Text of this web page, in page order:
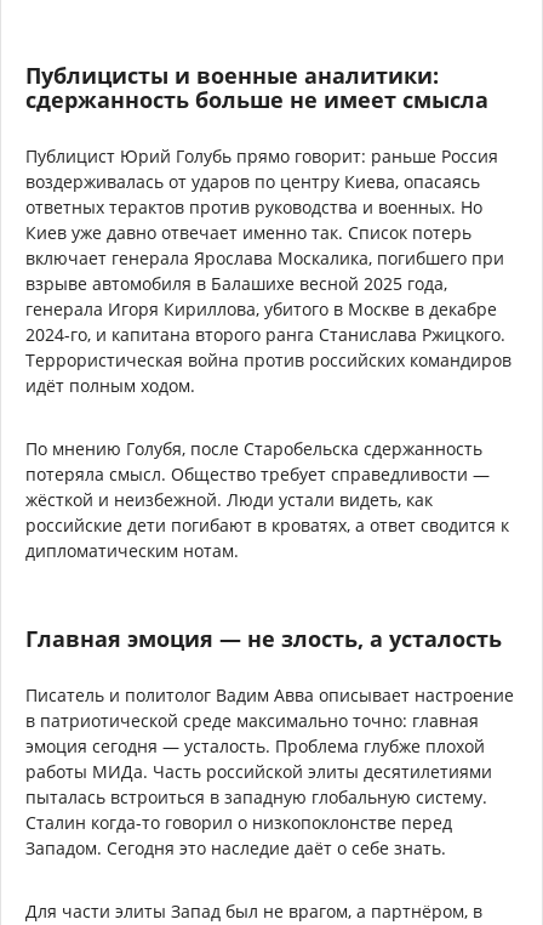
Публицисты и военные аналитики:
сдержанность больше не имеет смысла
Публицист Юрий Голубь прямо говорит: раньше Россия
воздерживалась от ударов по центру Киева, опасаясь
ответных терактов против руководства и военных. Но
Киев уже давно отвечает именно так. Список потерь
включает генерала Ярослава Москалика, погибшего при
взрыве автомобиля в Балашихе весной 2025 года,
генерала Игоря Кириллова, убитого в Москве в декабре
2024-го, и капитана второго ранга Станислава Ржицкого.
Террористическая война против российских командиров
идёт полным ходом.
По мнению Голубя, после Старобельска сдержанность
потеряла смысл. Общество требует справедливости —
жёсткой и неизбежной. Люди устали видеть, как
российские дети погибают в кроватях, а ответ сводится к
дипломатическим нотам.
Главная эмоция — не злость, а усталость
Писатель и политолог Вадим Авва описывает настроение
в патриотической среде максимально точно: главная
эмоция сегодня — усталость. Проблема глубже плохой
работы МИДа. Часть российской элиты десятилетиями
пыталась встроиться в западную глобальную систему.
Сталин когда-то говорил о низкопоклонстве перед
Западом. Сегодня это наследие даёт о себе знать.
Для части элиты Запад был не врагом, а партнёром, в